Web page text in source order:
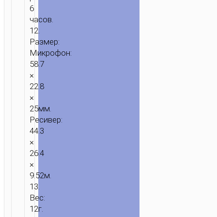
6
часов.
12.
Размер:
Микрофон:
58.7
×
22.8
×
25мм.
Ресивер:
44.3
×
26.4
×
9.52м.
13.
Вес:
12г.